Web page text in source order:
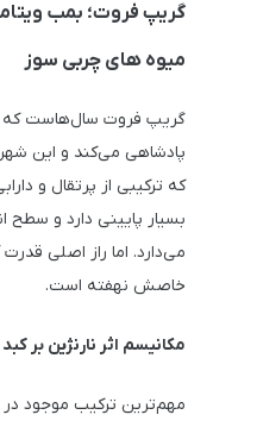
میوه های چربی سوز
گریپ فروت سال‌هاست که
پادشاهی می‌کند و این
که ترکیبی از پرتقال و
بسیار پایینی دارد و سطح
می‌دارد. اما راز اصلی
خاصش نهفته است.
مکانیسم اثر نارنژین بر
مهم‌ترین ترکیب موجود در